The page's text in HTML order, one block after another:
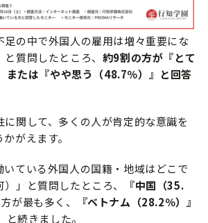
足の中で外国人の雇用は増々重要にな
質問したところ、 約9割の方が『とて
または『やや思う（48.7％）』と回答
関して、多くの人が肯定的な意識を
がえます。
ている外国人の国籍・地域はどこで
」と質問したところ、
『中国（35.
が最も多く、
『ベトナム（28.2％）』
と続きました。